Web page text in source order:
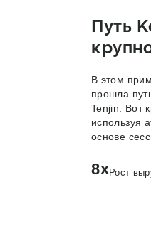
Путь
В этом
прошла
Tenjin. Вот
используя
основе
8xРост